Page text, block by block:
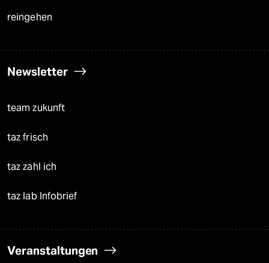
reingehen
Newsletter
team zukunft
taz frisch
taz zahl ich
taz lab Infobrief
Veranstaltungen